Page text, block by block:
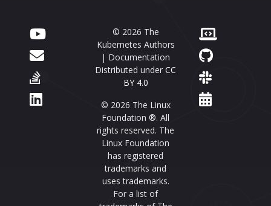
© 2026 The
Kubernetes Authors
| Documentation
Distributed under CC
BY 4.0
© 2026 The Linux
Foundation ®. All
rights reserved. The
Linux Foundation
has registered
trademarks and
uses trademarks.
For a list of